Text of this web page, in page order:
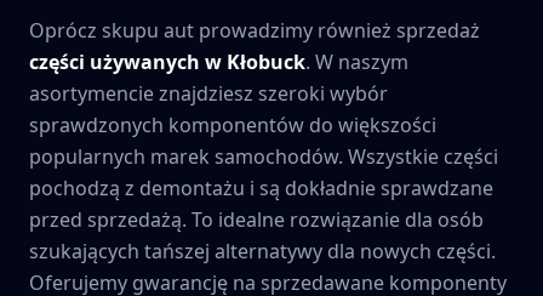
Oprócz skupu aut prowadzimy również sprzedaż
części używanych w Kłobuck. W naszym
asortymencie znajdziesz szeroki wybór
sprawdzonych komponentów do większości
popularnych marek samochodów. Wszystkie części
pochodzą z demontażu i są dokładnie sprawdzane
przed sprzedażą. To idealne rozwiązanie dla osób
szukających tańszej alternatywy dla nowych części.
Oferujemy gwarancję na sprzedawane komponenty